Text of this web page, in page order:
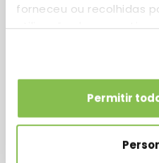
forneceu ou recolhidas
utilização dos respetivos
Permitir
www.renault.pt